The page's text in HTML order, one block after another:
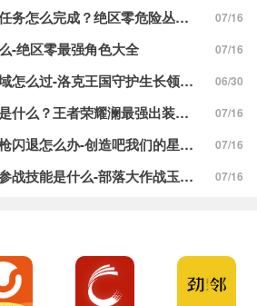
绝区零危险丛生之地任务怎么完成？绝区零危险丛生之地任务完成攻略 07/16
-绝区零最强角色大全 07/16
洛克王国守护生长领域怎么过-洛克王国守护生长领域通关攻略 06/30
王者荣耀澜最强出装是什么？王者荣耀澜最强出装分享 07/16
创造吧我们的星球开枪闪退怎么办-创造吧我们的星球开枪闪退合集 07/16
部落大作战玉火焰灵参战技能是什么-部落大作战玉火焰灵参战技能合集 07/16